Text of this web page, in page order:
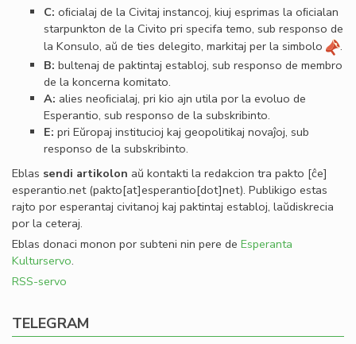
C: oﬁcialaj de la Civitaj instancoj, kiuj esprimas la oﬁcialan
starpunkton de la Civito pri specifa temo, sub responso de
la Konsulo, aŭ de ties delegito, markitaj per la simbolo
.
B: bultenaj de paktintaj establoj, sub responso de membro
de la koncerna komitato.
A: alies neoﬁcialaj, pri kio ajn utila por la evoluo de
Esperantio, sub responso de la subskribinto.
E: pri Eŭropaj institucioj kaj geopolitikaj novaĵoj, sub
responso de la subskribinto.
Eblas sendi artikolon aŭ kontakti la redakcion tra pakto [ĉe]
esperantio.net(pakto[at]esperantio[dot]net). Publikigo estas
rajto por esperantaj civitanoj kaj paktintaj establoj, laŭdiskrecia
por la ceteraj.
Eblas donaci monon por subteni nin pere de Esperanta
Kulturservo.
RSS-servo
TELEGRAM